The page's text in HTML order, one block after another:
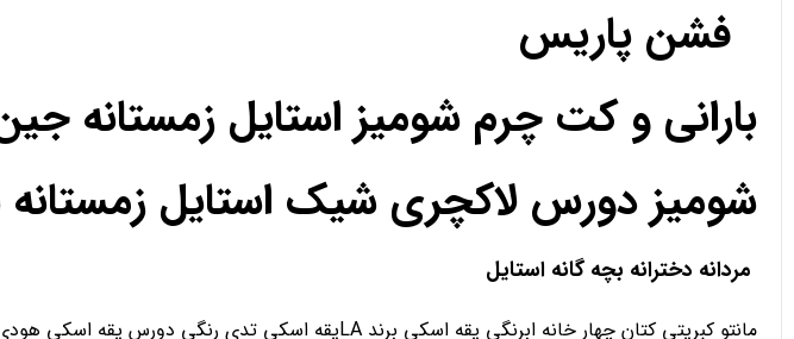
فشن پاریس
بارانی و کت چرم شومیز استایل زمستانه
شومیز دورس لاکچری شیک استایل زمستانه
مردانه دخترانه بچه گانه استایل
مانتو کبریتی کتان چهار خانه ابرنگی یقه اسکی برند LAیقه اسکی تدی رنگی دورس یقه اسکی هودی اسلش شلوار کارگو سویشرت